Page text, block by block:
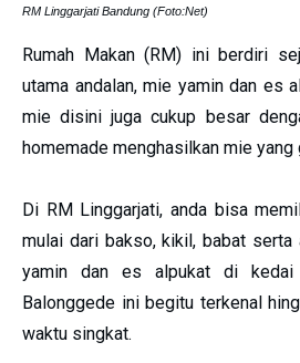
RM Linggarjati Bandung (Foto:Net)
Rumah Makan (RM) ini berdiri
utama andalan, mie yamin dan es
mie disini juga cukup besar
homemade menghasilkan mie yang
Di RM Linggarjati, anda bisa
mulai dari bakso, kikil, babat serta
yamin dan es alpukat di
Balonggede ini begitu terkenal
waktu singkat.